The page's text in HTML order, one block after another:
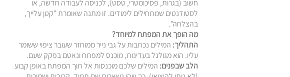
חשוב (בגרות, פסיכומטרי, טסט), לכניסה לעבודה חדשה, או
לסטודנטים שמתחילים לימודים. זו מתנה שאומרת "קטן עלייך,
בהצלחה".
מה הופך את המפתח למיוחד?
התהליך: המילים נכתבות על גבי נייר ממוחזר שעובר ציפוי ששומר
עליו. הוא מגולגל בעדינות, מוכנס למפתח ונאטם בפקק שעם.
הלב שבפנים: המילים שלכם מוכנסות אל תוך המפתח באופן קבוע